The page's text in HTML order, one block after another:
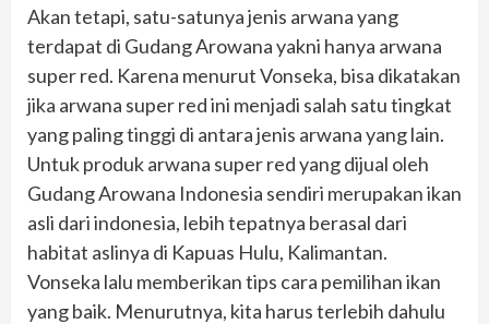
Akan tetapi, satu-satunya jenis arwana yang
terdapat di Gudang Arowana yakni hanya arwana
super red. Karena menurut Vonseka, bisa dikatakan
jika arwana super red ini menjadi salah satu tingkat
yang paling tinggi di antara jenis arwana yang lain.
Untuk produk arwana super red yang dijual oleh
Gudang Arowana Indonesia sendiri merupakan ikan
asli dari indonesia, lebih tepatnya berasal dari
habitat aslinya di Kapuas Hulu, Kalimantan.
Vonseka lalu memberikan tips cara pemilihan ikan
yang baik. Menurutnya, kita harus terlebih dahulu